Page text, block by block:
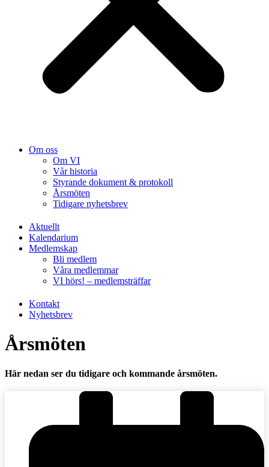
Om oss
Om VI
Vår historia
Styrande dokument & protokoll
Årsmöten
Tidigare nyhetsbrev
Aktuellt
Kalendarium
Medlemskap
Bli medlem
Våra medlemmar
VI hörs! – medlemsträffar
Kontakt
Nyhetsbrev
Årsmöten
Här nedan ser du tidigare och kommande årsmöten.